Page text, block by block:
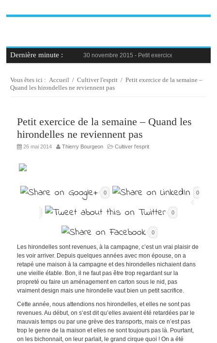
Dernière minute : 30 novembre 2015 - Petit exercice de la semaine
30 novembre 2015 -Blague au bureau #9
23 novembre 2015 - Le syndrome de l’imposteur,
Vous êtes ici :Accueil /Cultiver l'esprit /Petit exercice de la semaine –
Quand les hirondelles ne reviennent pas
Petit exercice de la semaine – Quand les
hirondelles ne reviennent pas
26 mai 2014 Thierry Bourgeon Cultiver l'esprit
0 0
0
0
Les hirondelles sont revenues, à la campagne, c’est un vrai plaisir de
les voir arriver. Depuis quelques années avec mon épouse, on a
retapé une maison à la campagne et des hirondelles nichaient dans
une vieille étable. Bon, il ne faut pas être trop regardant sur la
propreté ou faire un aménagement en carton sous le nid, pas
vraiment design mais une hirondelle vaut bien un petit sacrifice.
Cette année, nous attendions nos hirondelles, et elles ne sont pas
revenues. Au début, on s’est dit qu’elles avaient été retardées par le
mauvais temps ou par une grève des transports, mais ce n’est pas
trop le genre de la maison et elles ne sont toujours pas là. Pourtant,
on les bichonnait, on leur parlait, le grand cirque quoi ! On a été